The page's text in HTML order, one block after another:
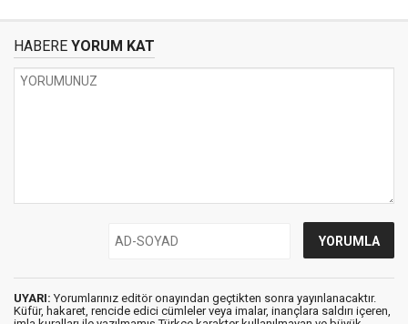
HABERE YORUM KAT
UYARI: Yorumlarınız editör onayından geçtikten sonra yayınlanacaktır.
Küfür, hakaret, rencide edici cümleler veya imalar, inançlara saldırı içeren,